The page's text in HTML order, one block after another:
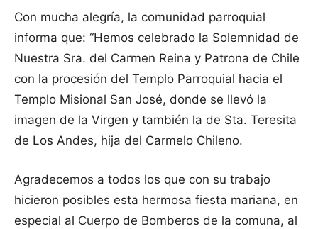
Con mucha alegría, la comunidad parroquial
informa que: “Hemos celebrado la Solemnidad de
Nuestra Sra. del Carmen Reina y Patrona de Chile
con la procesión del Templo Parroquial hacia el
Templo Misional San José, donde se llevó la
imagen de la Virgen y también la de Sta. Teresita
de Los Andes, hija del Carmelo Chileno.
Agradecemos a todos los que con su trabajo
hicieron posibles esta hermosa fiesta mariana, en
especial al Cuerpo de Bomberos de la comuna, al